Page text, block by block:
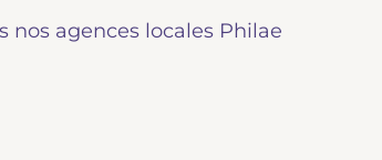
un devis marbrerie
nos agences locales Philae